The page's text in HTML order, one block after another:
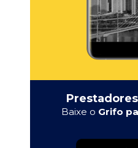
Baixe o Grifo